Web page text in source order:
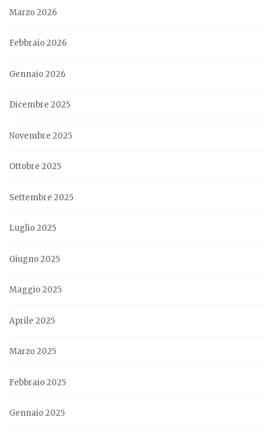
Marzo 2026
Febbraio 2026
Gennaio 2026
Dicembre 2025
Novembre 2025
Ottobre 2025
Settembre 2025
Luglio 2025
Giugno 2025
Maggio 2025
Aprile 2025
Marzo 2025
Febbraio 2025
Gennaio 2025